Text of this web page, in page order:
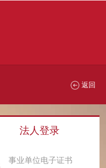
返回
法人登录
事业单位电子证书